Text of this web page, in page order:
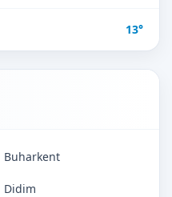
13°
Buharkent
Didim